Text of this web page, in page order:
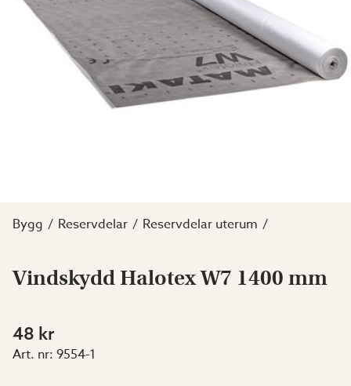
Bygg Reservdelar Reservdelar uterum
Vindskydd Halotex W7 1400 mm
48 kr
Art. nr: 9554-1